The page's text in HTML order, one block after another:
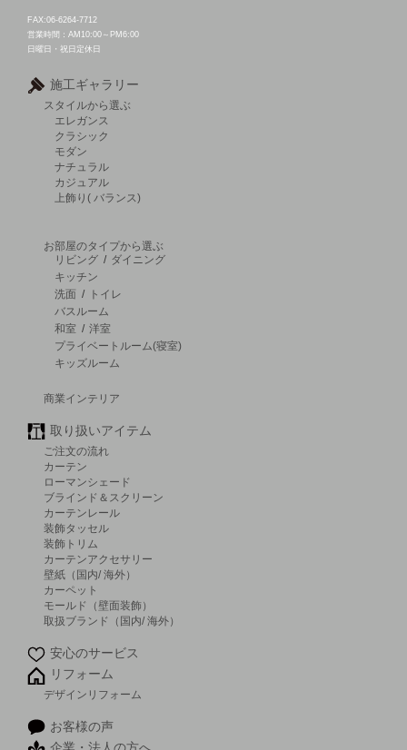
FAX:06-6264-7712
営業時間：AM10:00～PM6:00
日曜日・祝日定休日
施工ギャラリー
スタイルから選ぶ
エレガンス
クラシック
モダン
ナチュラル
カジュアル
上飾り( バランス)
お部屋のタイプから選ぶ
リビング / ダイニング
キッチン
洗面 /
トイレ
バスルーム
和室 / 洋室
プライベートルーム(寝室)
キッズルーム
商業インテリア
取り扱いアイテム
ご注文の流れ
カーテン
ローマンシェード
ブラインド＆スクリーン
カーテンレール
装飾タッセル
装飾トリム
カーテンアクセサリー
壁紙（国内/ 海外）
カーペット
モールド（壁面装飾）
取扱ブランド（国内/ 海外）
安心のサービス
リフォーム
デザインリフォーム
お客様の声